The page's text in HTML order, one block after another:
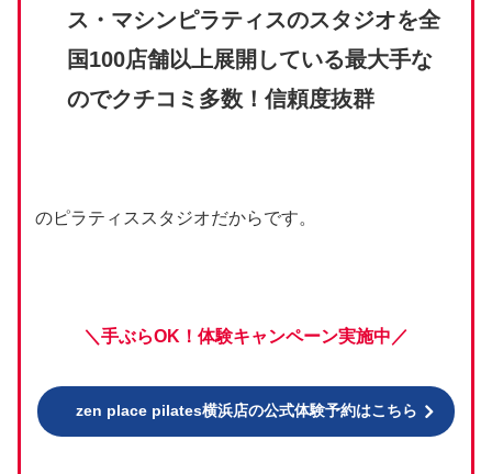
ス・マシンピラティスのスタジオを全
国100店舗以上展開している最大手な
のでクチコミ多数！信頼度抜群
のピラティススタジオだからです。
＼手ぶらOK！体験キャンペーン実施中／
zen place pilates横浜店の公式体験予約はこちら